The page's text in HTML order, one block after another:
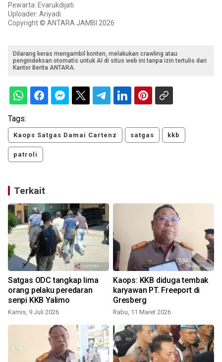
Pewarta: Evarukdijati
Uploader: Ariyadi
Copyright © ANTARA JAMBI 2026
Dilarang keras mengambil konten, melakukan crawling atau
pengindeksan otomatis untuk AI di situs web ini tanpa izin tertulis dari
Kantor Berita ANTARA.
Tags:
Kaops Satgas Damai Cartenz satgas kkb
patroli
Terkait
Satgas ODC tangkap lima
orang pelaku peredaran
senpi KKB Yalimo
Kamis, 9 Juli 2026
Kaops: KKB diduga tembak
karyawan PT. Freeport di
Gresberg
Rabu, 11 Maret 2026